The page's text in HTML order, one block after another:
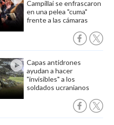
Campillai se enfrascaron
en una pelea "cuma"
frente a las cámaras
Capas antidrones
ayudan a hacer
"invisibles" a los
soldados ucranianos